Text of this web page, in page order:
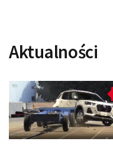
Aktualności